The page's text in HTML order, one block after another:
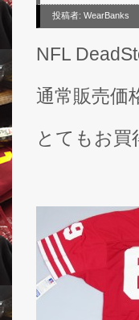
投稿者: WearBanks
NFL
通常販売価
とてもお買